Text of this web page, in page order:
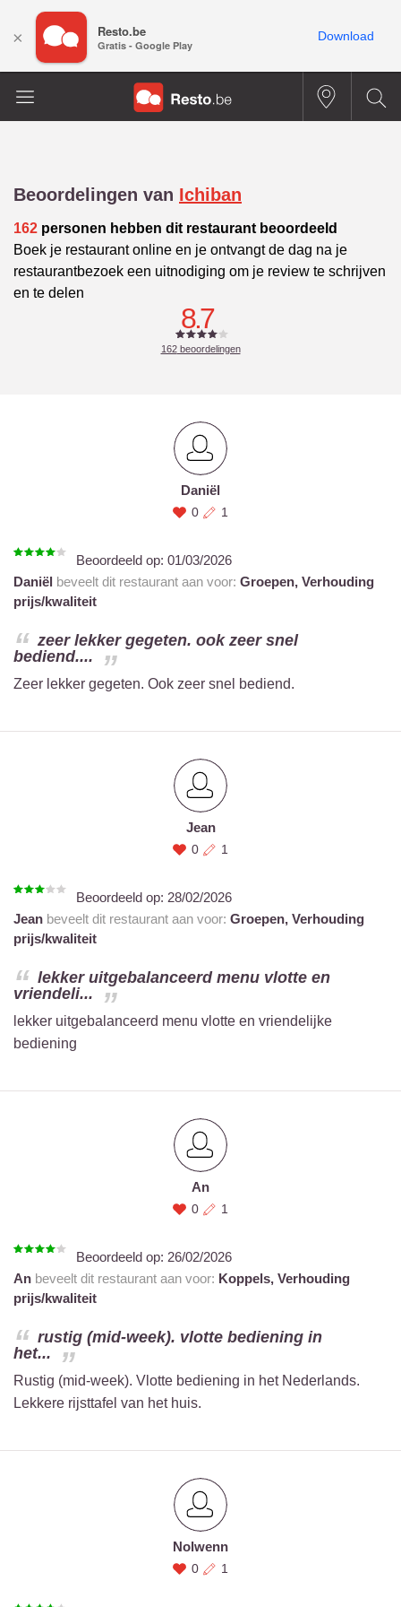
Beoordelingen van Ichiban
162 personen hebben dit restaurant beoordeeld
Boek je restaurant online en je ontvangt de dag na je
restaurantbezoek een uitnodiging om je review te schrijven
en te delen
8.7
162beoordelingen
Daniël
0 1
Beoordeeld op: 01/03/2026
Daniël beveelt dit restaurant aan voor: Groepen, Verhouding
prijs/kwaliteit
zeer lekker gegeten. ook zeer snel
bediend....
Zeer lekker gegeten. Ook zeer snel bediend.
Jean
0 1
Beoordeeld op: 28/02/2026
Jean beveelt dit restaurant aan voor: Groepen, Verhouding
prijs/kwaliteit
lekker uitgebalanceerd menu vlotte en
vriendeli...
lekker uitgebalanceerd menu vlotte en vriendelijke
bediening
An
0 1
Beoordeeld op: 26/02/2026
An beveelt dit restaurant aan voor: Koppels, Verhouding
prijs/kwaliteit
rustig (mid-week). vlotte bediening in
het...
Rustig (mid-week). Vlotte bediening in het Nederlands.
Lekkere rijsttafel van het huis.
Nolwenn
0 1
× Resto.be
Gratis - Google Play
Download